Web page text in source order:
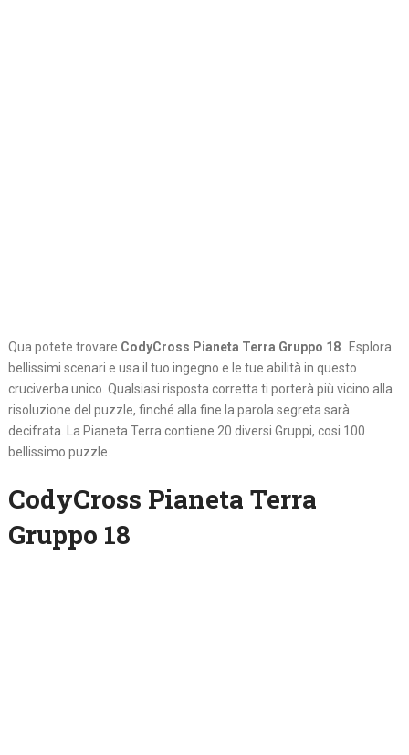
Qua potete trovare CodyCross Pianeta Terra Gruppo 18 . Esplora
bellissimi scenari e usa il tuo ingegno e le tue abilità in questo
cruciverba unico. Qualsiasi risposta corretta ti porterà più vicino alla
risoluzione del puzzle, finché alla fine la parola segreta sarà
decifrata. La Pianeta Terra contiene 20 diversi Gruppi, cosi 100
bellissimo puzzle.
CodyCross Pianeta Terra
Gruppo 18